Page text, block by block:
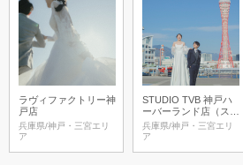
ラヴィファクトリー神
戸店
兵庫県/神戸・三宮エリ
ア
STUDIO TVB 神戸ハ
ーバーランド店（スタ
ジオTVB）
兵庫県/神戸・三宮エリ
ア